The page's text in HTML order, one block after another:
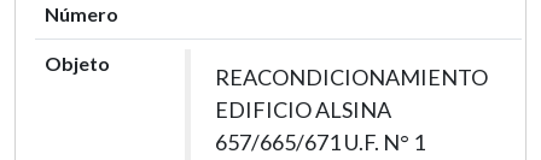
Número
Objeto
REACONDICIONAMIENTO
EDIFICIO ALSINA
657/665/671 U.F. N° 1